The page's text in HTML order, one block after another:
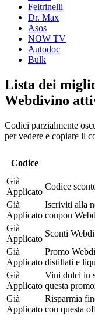
Feltrinelli
Dr. Max
Asos
NOW TV
Autodoc
Bulk
Lista dei
Webdivino
Codici parzialmente
per vedere e copiare il
Codice
Già
Applicato
Codice
Già
Applicato
Iscriviti alla
coupon
Già
Applicato
Sconti
Già
Applicato
Promo
distillati e
Già
Applicato
Vini dolci in
questa
Già
Applicato
Risparmia
con questa